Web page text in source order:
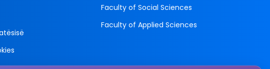
Faculty of Social Sciences
Faculty of Applied Sciences